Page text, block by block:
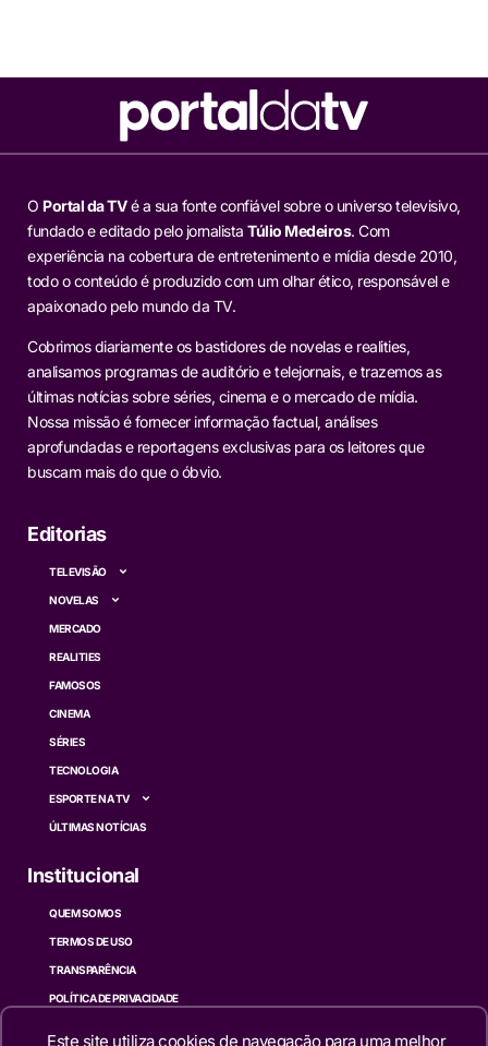
O Portal da TVé a sua fonte confiável sobre o universo televisivo,
fundado e editado pelo jornalista Túlio Medeiros. Com
experiência na cobertura de entretenimento e mídia desde 2010,
todo o conteúdo é produzido com um olhar ético, responsável e
apaixonado pelo mundo da TV.
Cobrimos diariamente os bastidores de novelas e realities,
analisamos programas de auditório e telejornais, e trazemos as
últimas notícias sobre séries, cinema e o mercado de mídia.
Nossa missão é fornecer informação factual, análises
aprofundadas e reportagens exclusivas para os leitores que
buscam mais do que o óbvio.
Editorias
TELEVISÃO
NOVELAS
MERCADO
REALITIES
FAMOSOS
CINEMA
SÉRIES
TECNOLOGIA
ESPORTE NA TV
ÚLTIMAS NOTÍCIAS
Institucional
QUEM SOMOS
TERMOS DE USO
TRANSPARÊNCIA
POLÍTICA DE PRIVACIDADE
Este site utiliza cookies de navegação para uma melhor